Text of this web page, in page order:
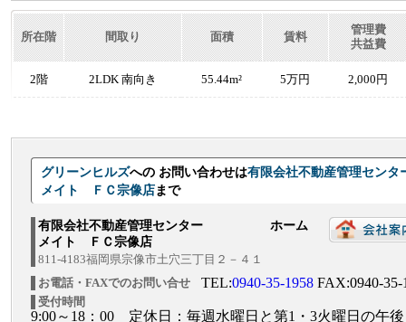
所在階 間取り 面積 賃料
管理費
共益費
2階 2LDK 南向き 55.44m² 5万円 2,000円
グリーンヒルズへの お問い合わせは有限会社不動産管理
メイト ＦＣ宗像店まで
有限会社不動産管理センター ホーム
メイト ＦＣ宗像店
811-4183福岡県宗像市土穴三丁目２－４１
お電話・FAXでのお問い合せ
TEL:0940-35-1958 FAX:0940-35-
受付時間
9:00～18：00 定休日：毎週水曜日と第1・3火曜日の午後